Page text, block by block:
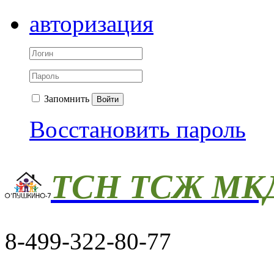
авторизация
Запомнить Войти
Восстановить пароль
ТСН ТСЖ
8-499-322-80-77